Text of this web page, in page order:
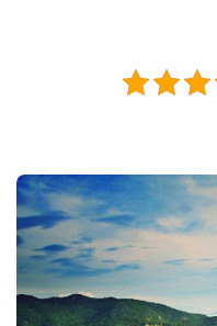
Post
navigation